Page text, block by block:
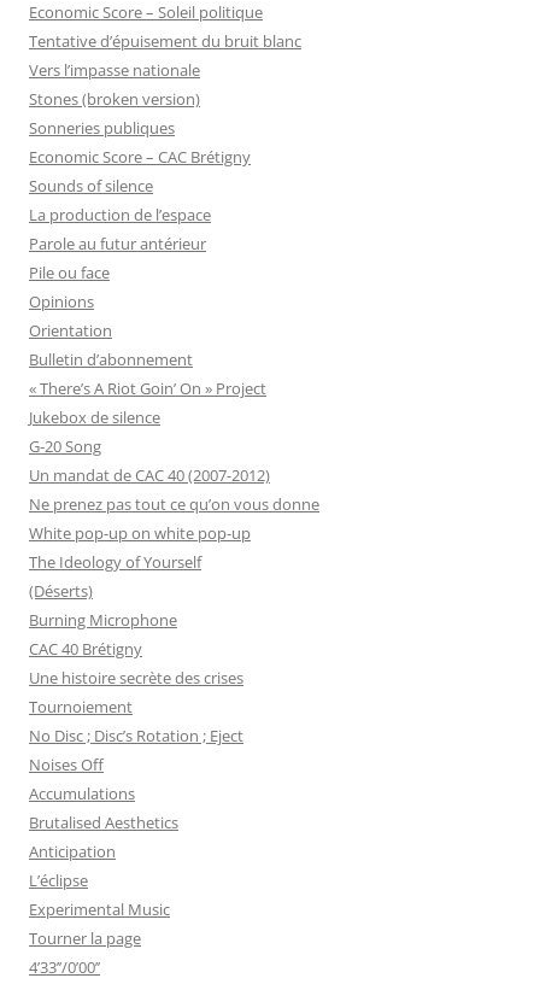
Economic Score – Soleil politique
Tentative d’épuisement du bruit blanc
Vers l’impasse nationale
Stones (broken version)
Sonneries publiques
Economic Score – CAC Brétigny
Sounds of silence
La production de l’espace
Parole au futur antérieur
Pile ou face
Opinions
Orientation
Bulletin d’abonnement
« There’s A Riot Goin’ On » Project
Jukebox de silence
G-20 Song
Un mandat de CAC 40 (2007-2012)
Ne prenez pas tout ce qu’on vous donne
White pop-up on white pop-up
The Ideology of Yourself
(Déserts)
Burning Microphone
CAC 40 Brétigny
Une histoire secrète des crises
Tournoiement
No Disc ; Disc’s Rotation ; Eject
Noises Off
Accumulations
Brutalised Aesthetics
Anticipation
L’éclipse
Experimental Music
Tourner la page
4’33’’/0’00’’